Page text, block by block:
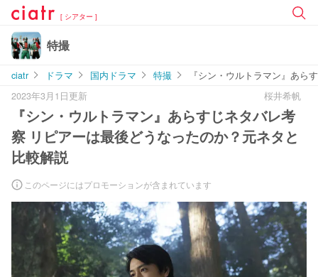
[ シアター ]
特撮
ciatr ドラマ 国内ドラマ 特撮
『シン・ウルトラマン』あら
2023年3月1日更新
桜井希帆
『シン・ウルトラマン』あらすじネタバレ考
察 リピアーは最後どうなったのか？元ネタと
比較解説
このページにはプロモーションが含まれています